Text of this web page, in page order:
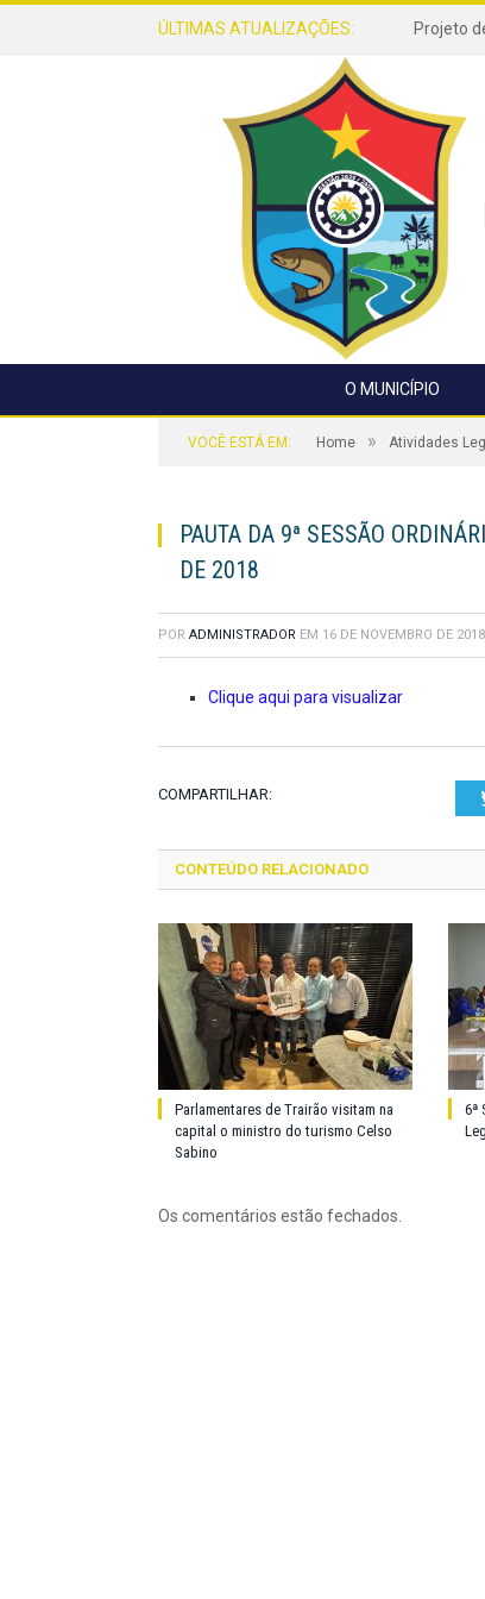
ÚLTIMAS ATUALIZAÇÕES:
O MUNICÍPIO
VOCÊ ESTÁ EM: Home » Atividades
PAUTA DA 9ª SESSÃO
DE 2018
POR ADMINISTRADOR EM 16 DE NOVEMBRO DE 2018
Clique aqui para visualizar
COMPARTILHAR:
CONTEÚDO RELACIONADO
Parlamentares de Trairão visitam na
capital o ministro do turismo Celso
Sabino
6ª
Os comentários estão fechados.